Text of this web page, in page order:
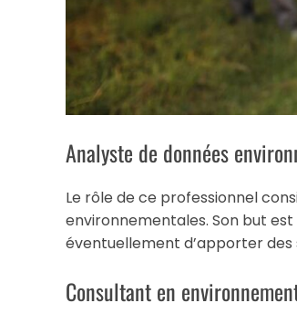
Analyste de données
Le rôle de ce professionnel
environnementales. Son but
éventuellement d’apporter des
Consultant en